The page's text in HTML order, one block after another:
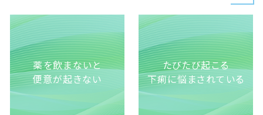
薬を飲まないと
便意が起きない
たびたび起こる
下痢に悩まされている